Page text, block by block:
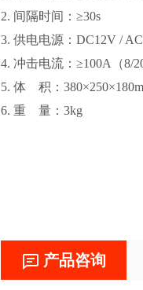
2. 间隔时间：≥30s
3. 供电电源：DC12V /
4. 冲击电流：≥100A（8/
5. 体 积：
6. 重 量：3kg
产品咨询